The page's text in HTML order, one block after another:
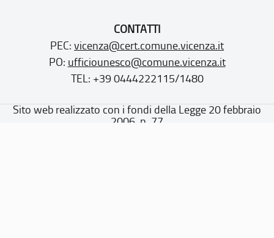
CONTATTI
PEC: vicenza@cert.comune.vicenza.it
PO: ufficiounesco@comune.vicenza.it
TEL: +39 0444222115/1480
Sito web realizzato con i fondi della Legge 20 febbraio
2006, n. 77